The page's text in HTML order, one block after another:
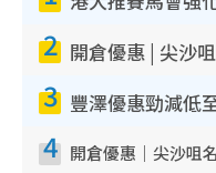
2
3
4